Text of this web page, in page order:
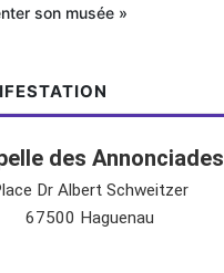
son musée »
des Annonciades
Dr Albert Schweitzer
67500 Haguenau